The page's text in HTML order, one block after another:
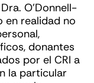
O’Donnell-
en realidad no
donantes
por el CRI a
la particular